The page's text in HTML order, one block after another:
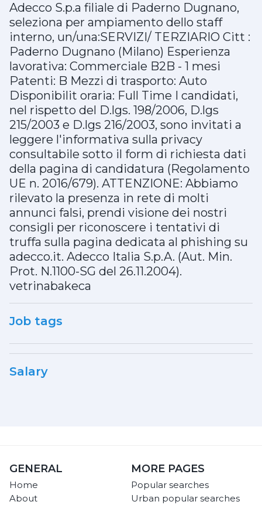
Adecco S.p.a filiale di Paderno Dugnano,
seleziona per ampiamento dello staff
interno, un/una:SERVIZI/ TERZIARIO Citt :
Paderno Dugnano (Milano) Esperienza
lavorativa: Commerciale B2B - 1 mesi
Patenti: B Mezzi di trasporto: Auto
Disponibilit oraria: Full Time I candidati,
nel rispetto del D.lgs. 198/2006, D.lgs
215/2003 e D.lgs 216/2003, sono invitati a
leggere l'informativa sulla privacy
consultabile sotto il form di richiesta dati
della pagina di candidatura (Regolamento
UE n. 2016/679). ATTENZIONE: Abbiamo
rilevato la presenza in rete di molti
annunci falsi, prendi visione dei nostri
consigli per riconoscere i tentativi di
truffa sulla pagina dedicata al phishing su
adecco.it. Adecco Italia S.p.A. (Aut. Min.
Prot. N.1100-SG del 26.11.2004).
vetrinabakeca
Job tags
Salary
GENERAL
Home
About
MORE PAGES
Popular searches
Urban popular searches